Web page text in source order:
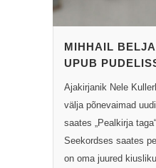
MIHHAIL
UPUB
Ajakirjanik Nele
välja põnevaimad
saates „Pealkirja
Seekordses saates
on oma juured